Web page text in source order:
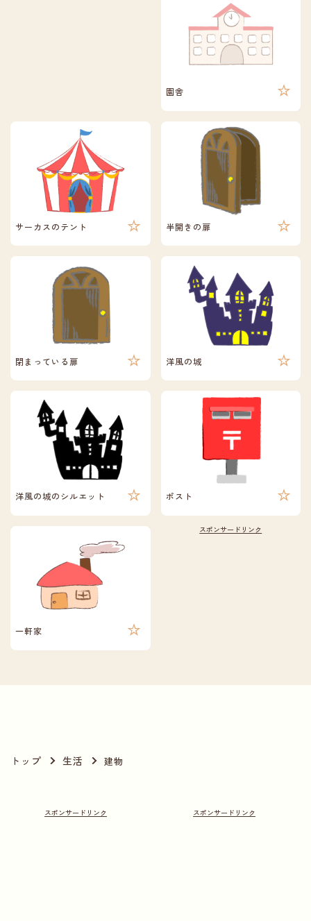
園舎
サーカスのテント 半開きの扉
閉まっている扉 洋風の城
洋風の城のシルエット ポスト
一軒家
トップ 生活 建物